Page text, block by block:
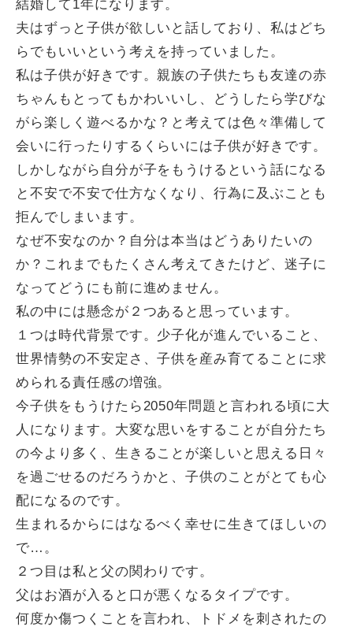
結婚して1年になります。
夫はずっと子供が欲しいと話しており、私はどち
らでもいいという考えを持っていました。
私は子供が好きです。親族の子供たちも友達の赤
ちゃんもとってもかわいいし、どうしたら学びな
がら楽しく遊べるかな？と考えては色々準備して
会いに行ったりするくらいには子供が好きです。
しかしながら自分が子をもうけるという話になる
と不安で不安で仕方なくなり、行為に及ぶことも
拒んでしまいます。
なぜ不安なのか？自分は本当はどうありたいの
か？これまでもたくさん考えてきたけど、迷子に
なってどうにも前に進めません。
私の中には懸念が２つあると思っています。
１つは時代背景です。少子化が進んでいること、
世界情勢の不安定さ、子供を産み育てることに求
められる責任感の増強。
今子供をもうけたら2050年問題と言われる頃に大
人になります。大変な思いをすることが自分たち
の今より多く、生きることが楽しいと思える日々
を過ごせるのだろうかと、子供のことがとても心
配になるのです。
生まれるからにはなるべく幸せに生きてほしいの
で…。
２つ目は私と父の関わりです。
父はお酒が入ると口が悪くなるタイプです。
何度か傷つくことを言われ、トドメを刺されたの